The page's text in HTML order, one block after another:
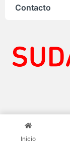
Contacto
Inicio